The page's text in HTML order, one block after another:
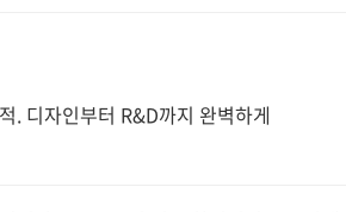
. 디자인부터 R&D까지 완벽하게